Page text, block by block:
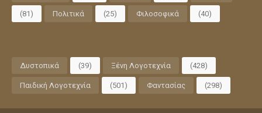
(81) Πολιτικά (25) Φιλοσοφικά (40)
Δυστοπικά (39) Ξένη Λογοτεχνία (428)
Παιδική Λογοτεχνία (501) Φαντασίας (298)